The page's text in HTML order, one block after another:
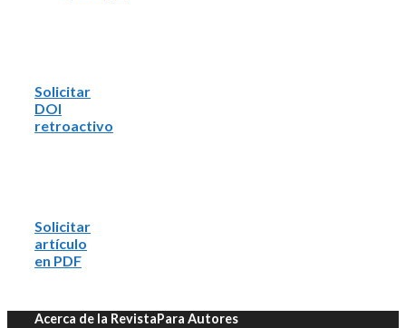
Solicitar
DOI
retroactivo
Solicitar
artículo
en PDF
Acerca de la RevistaPara Autores